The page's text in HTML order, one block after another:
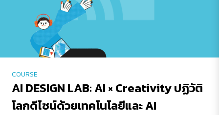
COURSE
AI DESIGN LAB: AI × Creativity ปฏิวัติ
โลกดีไซน์ด้วยเทคโนโลยีและ AI